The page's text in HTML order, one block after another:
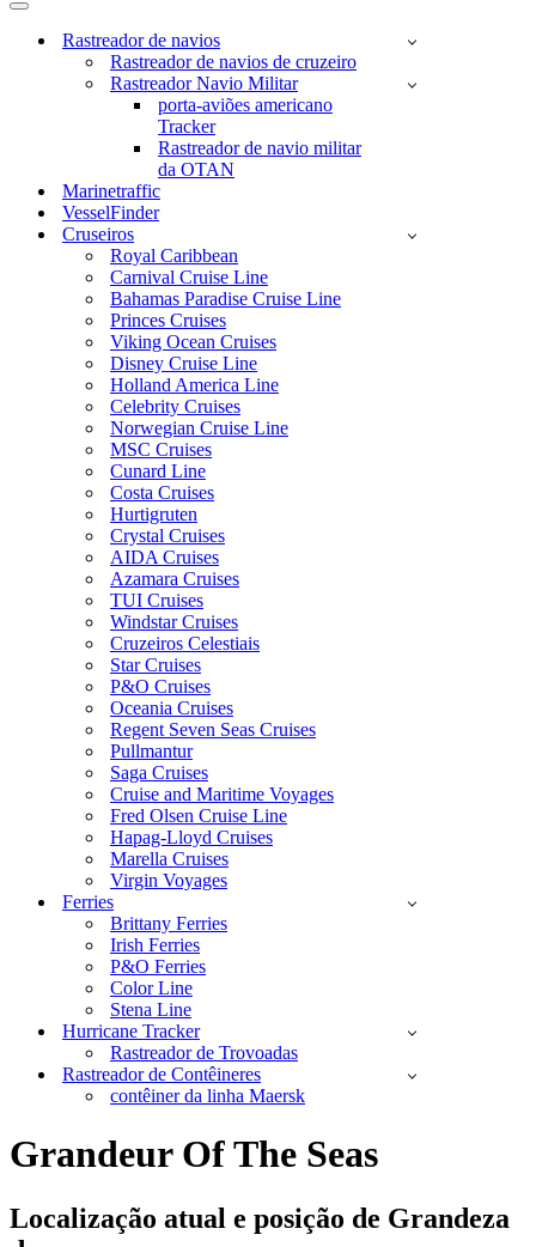
Menu
navegaçãoRastreador de navios
Rastreador de navios de cruzeiro
Rastreador Navio Militar
porta-aviões americano
Tracker
Rastreador de navio militar
da OTAN
Marinetraffic
VesselFinder
Cruseiros
Royal Caribbean
Carnival Cruise Line
Bahamas Paradise Cruise Line
Princes Cruises
Viking Ocean Cruises
Disney Cruise Line
Holland America Line
Celebrity Cruises
Norwegian Cruise Line
MSC Cruises
Cunard Line
Costa Cruises
Hurtigruten
Crystal Cruises
AIDA Cruises
Azamara Cruises
TUI Cruises
Windstar Cruises
Cruzeiros Celestiais
Star Cruises
P&O Cruises
Oceania Cruises
Regent Seven Seas Cruises
Pullmantur
Saga Cruises
Cruise and Maritime Voyages
Fred Olsen Cruise Line
Hapag-Lloyd Cruises
Marella Cruises
Virgin Voyages
Ferries
Brittany Ferries
Irish Ferries
P&O Ferries
Color Line
Stena Line
Hurricane Tracker
Rastreador de Trovoadas
Rastreador de Contêineres
contêiner da linha Maersk
Grandeur Of The Seas
Localização atual e posição de Grandeza